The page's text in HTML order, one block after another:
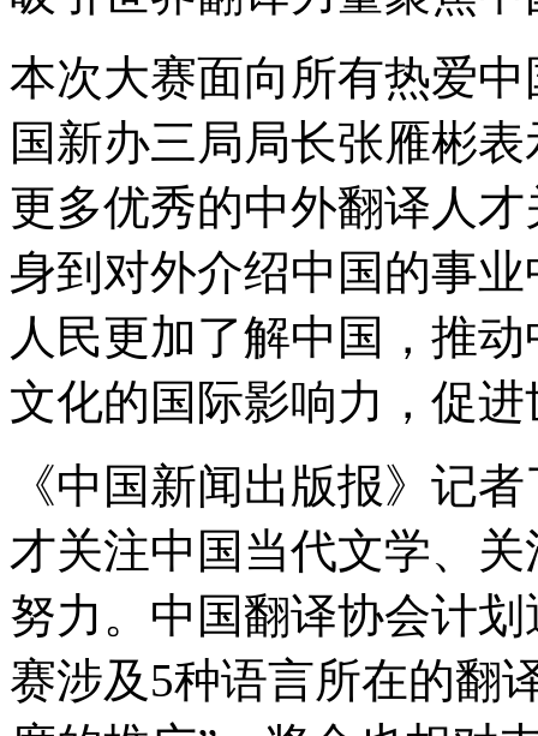
本次大赛面向所有热爱
国新办三局局长张雁彬
更多优秀的中外翻译人
身到对外介绍中国的事
人民更加了解中国，推
文化的国际影响力，促
《中国新闻出版报》记
才关注中国当代文学、
努力。中国翻译协会计
赛涉及5种语言所在的翻